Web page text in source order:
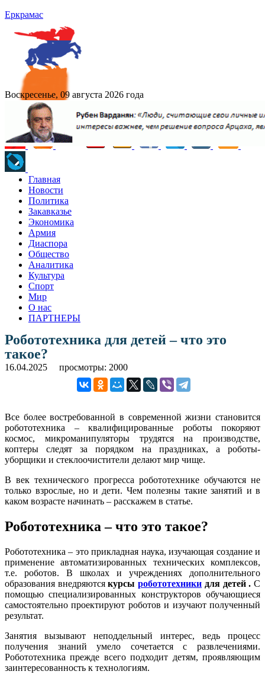
Еркрамас
Воскресенье, 09 августа 2026 года
Главная
Новости
Политика
Закавказье
Экономика
Армия
Диаспора
Общество
Аналитика
Культура
Спорт
Мир
О нас
ПАРТНЕРЫ
Робототехника для детей – что это
такое?
16.04.2025 просмотры: 2000
Все более востребованной в современной жизни становится
робототехника – квалифицированные роботы покоряют
космос, микроманипуляторы трудятся на производстве,
коптеры следят за порядком на праздниках, а роботы-
уборщики и стеклоочистители делают мир чище.
В век технического прогресса робототехнике обучаются не
только взрослые, но и дети. Чем полезны такие занятий и в
каком возрасте начинать – расскажем в статье.
Робототехника – что это такое?
Робототехника – это прикладная наука, изучающая создание и
применение автоматизированных технических комплексов,
т.е. роботов. В школах и учреждениях дополнительного
образования внедряютсякурсыробототехники для детей . С
помощью специализированных конструкторов обучающиеся
самостоятельно проектируют роботов и изучают полученный
результат.
Занятия вызывают неподдельный интерес, ведь процесс
получения знаний умело сочетается с развлечениями.
Робототехника прежде всего подходит детям, проявляющим
заинтересованность к технологиям.